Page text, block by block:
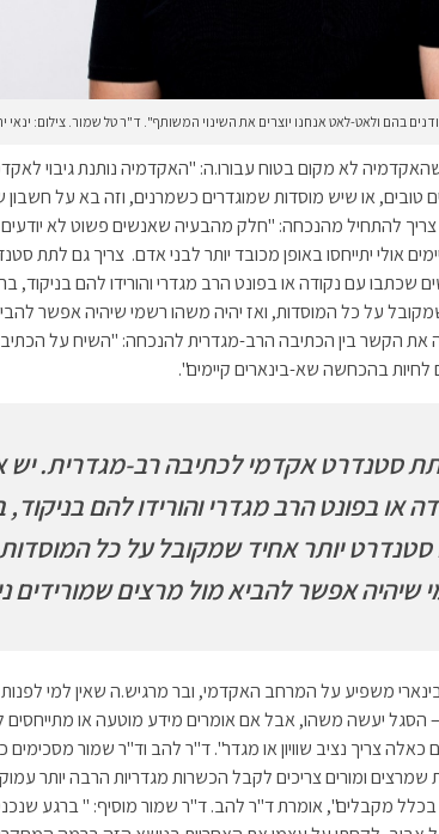
בהם ולאט-לאט אנחנו יוצרים את השינוי המשותף". ד"ר טל שמור. צילום: ינאי
לא מקום בטוח עבורו.ה: "האקדמיה נותנת גיבוי
או שיש מוסדות שמוגדרים כשמרנים, וזה בא על חשבון
להתחיל מהנכחה: "חלק מהבעיה שאנשים פשוט לא
אולי יתייחסו באופן מכובד יותר לבני אדם. צריך גם לתת
שכתבו עם נקודה או בפונט הרב מגדרי והורידו להם בניקוד,
על כל המוסדות, ואז יהיה משהו רשמי שיהיה אפשר
את הקשר בין הכתיבה הרב-מגדרית להנכחה: "השיח על
לחיות בהכחשה שא-בינארים קיימים".
סטנדרט אקדמי לכתיבה רב-מגדרית. יש
או בפונט הרב מגדרי והורידו להם
סטנדרט יותר אחיד שמקובל על כל
שיהיה אפשר להביא מול מרצים שמורידים
משפיע על המרחב האקדמי, ובר מרגיש.ה שאין למי
– הסגל יעשה משהו, אבל אם אומרים מידע מוטעה או מתייחסים
צריך נציב שוויון או מגדר". ד"ר להב וד"ר שמור מסכימים
ומורים צריכים לקבל הכשרות מגדריות הרבה יותר
מקבלים", אומרת ד"ר להב. ד"ר שמור מוסיף: " ברגע